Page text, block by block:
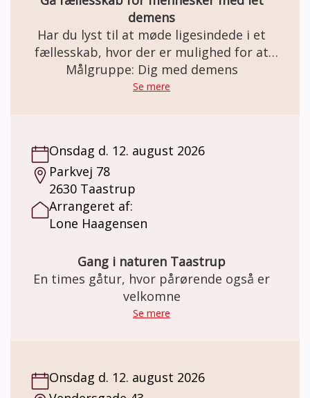
demens
Har du lyst til at møde ligesindede i et
fællesskab, hvor der er mulighed for at
skabe netværk, nye relationer – og måske
endda venskaber? Gåturene er med til at
Målgruppe: Dig med demens
Se mere
Onsdag d. 12. august 2026
Parkvej 78
2630 Taastrup
Arrangeret af:
Lone Haagensen
Gang i naturen Taastrup
En times gåtur, hvor pårørende også er
velkomne
Se mere
Onsdag d. 12. august 2026